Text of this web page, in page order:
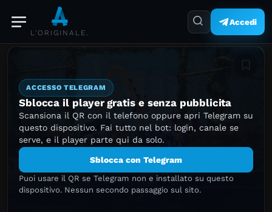
L'ORIGINALE.
Accedi
ACCESSO TELEGRAM
Sblocca il player gratis e senza pubblicita
Scansiona il QR con il telefono oppure apri Telegram su
questo dispositivo. Fai tutto nel bot: login, canale se
serve, e il player parte qui da solo.
Sblocca con Telegram
Puoi usare il QR se Telegram non e installato su questo
dispositivo. Nessun secondo passaggio sul sito.